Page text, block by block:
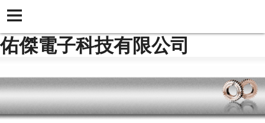
佑傑電子科技有限公司